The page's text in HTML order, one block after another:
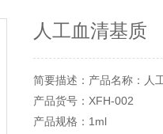
人工血清基质
简要描述：产品名称：人
产品货号：XFH-002
产品规格：1ml